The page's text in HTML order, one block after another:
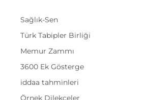
Sağlık-Sen
Türk Tabipler Birliği
Memur Zammı
3600 Ek Gösterge
iddaa tahminleri
Örnek Dilekçeler